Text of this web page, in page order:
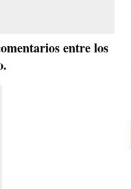
entre los